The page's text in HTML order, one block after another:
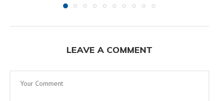
LEAVE A COMMENT